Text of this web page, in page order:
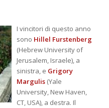
I vincitori di questo anno
sono Hillel Furstenberg
(Hebrew University of
Jerusalem, Israele), a
sinistra, e Grigory
Margulis(Yale
University, New Haven,
CT, USA), a destra. Il